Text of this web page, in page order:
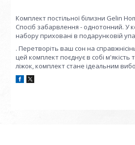
Комплект постільної білизни Gelin
Спосіб забарвлення - однотонний. У
набору приховані в подарунковій
. Перетворіть ваш сон на
цей комплект поєднує в собі
ліжок, комплект стане ідеальним